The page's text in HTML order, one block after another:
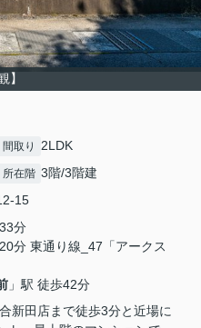
】
間取り 2LDK
所在階 3階/3階建
15
分
分 東通り線_47「アークス
」駅 徒歩42分
新田店まで徒歩3分と近場に